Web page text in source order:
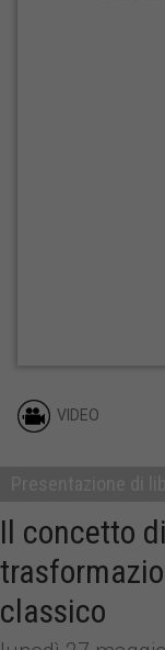
VIDEO
Il concetto
classico